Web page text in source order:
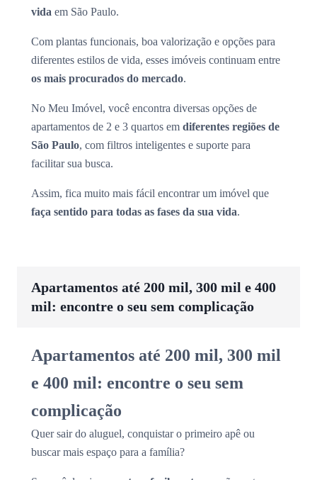
vida em São Paulo.
Com plantas funcionais, boa valorização e opções para
diferentes estilos de vida, esses imóveis continuam entre
os mais procurados do mercado.
No Meu Imóvel, você encontra diversas opções de
apartamentos de 2 e 3 quartos em diferentes regiões de
São Paulo, com filtros inteligentes e suporte para
facilitar sua busca.
Assim, fica muito mais fácil encontrar um imóvel que
faça sentido para todas as fases da sua vida.
Apartamentos até 200 mil, 300 mil e 400
mil: encontre o seu sem complicação
Apartamentos até 200 mil, 300 mil
e 400 mil: encontre o seu sem
complicação
Quer sair do aluguel, conquistar o primeiro apê ou
buscar mais espaço para a família?